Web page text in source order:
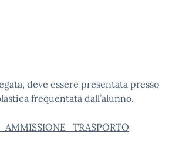
deve essere presentata presso
frequentata dall’alunno.